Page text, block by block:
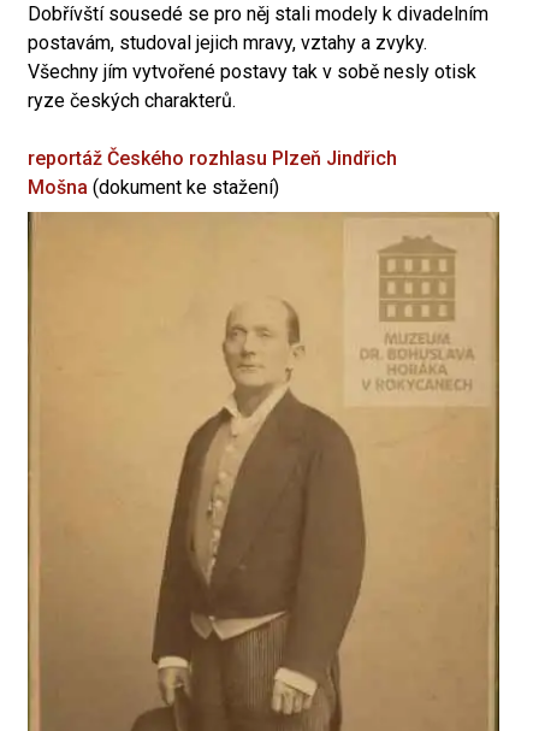
Dobřívští sousedé se pro něj stali modely k divadelním
postavám, studoval jejich mravy, vztahy a zvyky.
Všechny jím vytvořené postavy tak v sobě nesly otisk
ryze českých charakterů.
reportáž Českého rozhlasu Plzeň Jindřich
Mošna (dokument ke stažení)